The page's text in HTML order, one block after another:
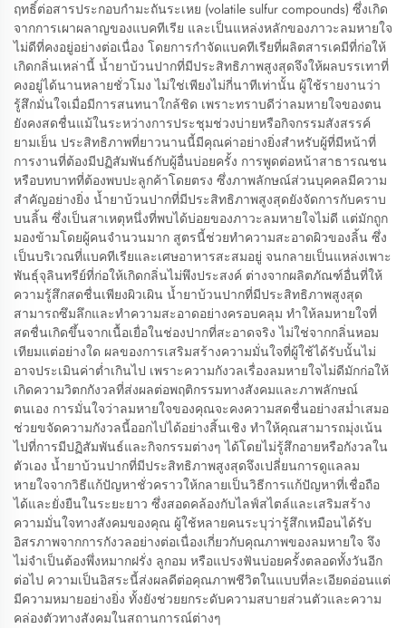
ฤทธิ์ต่อสารประกอบกำมะถันระเหย (volatile sulfur compounds) ซึ่งเกิด
จากการเผาผลาญของแบคทีเรีย และเป็นแหล่งหลักของภาวะลมหายใจ
ไม่ดีที่คงอยู่อย่างต่อเนื่อง โดยการกำจัดแบคทีเรียที่ผลิตสารเคมีที่ก่อให้
เกิดกลิ่นเหล่านี้ น้ำยาบ้วนปากที่มีประสิทธิภาพสูงสุดจึงให้ผลบรรเทาที่
คงอยู่ได้นานหลายชั่วโมง ไม่ใช่เพียงไม่กี่นาทีเท่านั้น ผู้ใช้รายงานว่า
รู้สึกมั่นใจเมื่อมีการสนทนาใกล้ชิด เพราะทราบดีว่าลมหายใจของตน
ยังคงสดชื่นแม้ในระหว่างการประชุมช่วงบ่ายหรือกิจกรรมสังสรรค์
ยามเย็น ประสิทธิภาพที่ยาวนานนี้มีคุณค่าอย่างยิ่งสำหรับผู้ที่มีหน้าที่
การงานที่ต้องมีปฏิสัมพันธ์กับผู้อื่นบ่อยครั้ง การพูดต่อหน้าสาธารณชน
หรือบทบาทที่ต้องพบปะลูกค้าโดยตรง ซึ่งภาพลักษณ์ส่วนบุคคลมีความ
สำคัญอย่างยิ่ง น้ำยาบ้วนปากที่มีประสิทธิภาพสูงสุดยังจัดการกับคราบ
บนลิ้น ซึ่งเป็นสาเหตุหนึ่งที่พบได้บ่อยของภาวะลมหายใจไม่ดี แต่มักถูก
มองข้ามโดยผู้คนจำนวนมาก สูตรนี้ช่วยทำความสะอาดผิวของลิ้น ซึ่ง
เป็นบริเวณที่แบคทีเรียและเศษอาหารสะสมอยู่ จนกลายเป็นแหล่งเพาะ
พันธุ์จุลินทรีย์ที่ก่อให้เกิดกลิ่นไม่พึงประสงค์ ต่างจากผลิตภัณฑ์อื่นที่ให้
ความรู้สึกสดชื่นเพียงผิวเผิน น้ำยาบ้วนปากที่มีประสิทธิภาพสูงสุด
สามารถซึมลึกและทำความสะอาดอย่างครอบคลุม ทำให้ลมหายใจที่
สดชื่นเกิดขึ้นจากเนื้อเยื่อในช่องปากที่สะอาดจริง ไม่ใช่จากกลิ่นหอม
เทียมแต่อย่างใด ผลของการเสริมสร้างความมั่นใจที่ผู้ใช้ได้รับนั้นไม่
อาจประเมินค่าต่ำเกินไป เพราะความกังวลเรื่องลมหายใจไม่ดีมักก่อให้
เกิดความวิตกกังวลที่ส่งผลต่อพฤติกรรมทางสังคมและภาพลักษณ์
ตนเอง การมั่นใจว่าลมหายใจของคุณจะคงความสดชื่นอย่างสม่ำเสมอ
ช่วยขจัดความกังวลนี้ออกไปได้อย่างสิ้นเชิง ทำให้คุณสามารถมุ่งเน้น
ไปที่การมีปฏิสัมพันธ์และกิจกรรมต่างๆ ได้โดยไม่รู้สึกอายหรือกังวลใน
ตัวเอง น้ำยาบ้วนปากที่มีประสิทธิภาพสูงสุดจึงเปลี่ยนการดูแลลม
หายใจจากวิธีแก้ปัญหาชั่วคราวให้กลายเป็นวิธีการแก้ปัญหาที่เชื่อถือ
ได้และยั่งยืนในระยะยาว ซึ่งสอดคล้องกับไลฟ์สไตล์และเสริมสร้าง
ความมั่นใจทางสังคมของคุณ ผู้ใช้หลายคนระบุว่ารู้สึกเหมือนได้รับ
อิสรภาพจากการกังวลอย่างต่อเนื่องเกี่ยวกับคุณภาพของลมหายใจ จึง
ไม่จำเป็นต้องพึ่งหมากฝรั่ง ลูกอม หรือแปรงฟันบ่อยครั้งตลอดทั้งวันอีก
ต่อไป ความเป็นอิสระนี้ส่งผลดีต่อคุณภาพชีวิตในแบบที่ละเอียดอ่อนแต่
มีความหมายอย่างยิ่ง ทั้งยังช่วยยกระดับความสบายส่วนตัวและความ
คล่องตัวทางสังคมในสถานการณ์ต่างๆ